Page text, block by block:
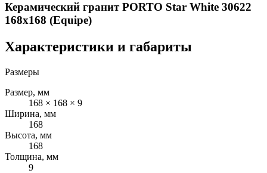
Керамический гранит PORTO Star White 30622
168x168 (Equipe)
Характеристики и габариты
Размеры
Размер, мм
168 × 168 × 9
Ширина, мм
168
Высота, мм
168
Толщина, мм
9